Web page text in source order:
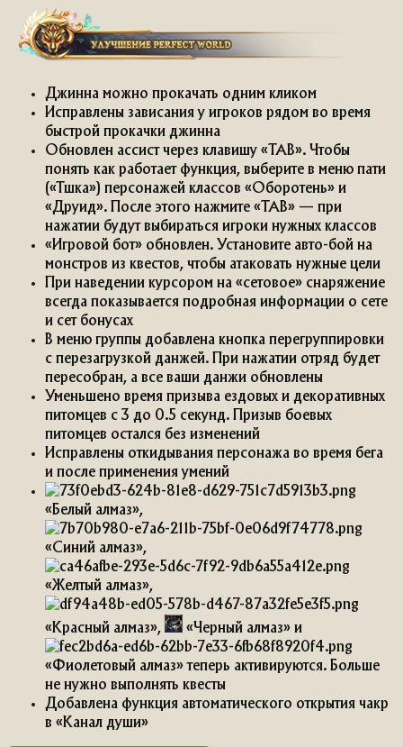
Джинна можно прокачать одним кликом
Исправлены зависания у игроков рядом во время
быстрой прокачки джинна
Обновлен ассист через клавишу «TAB». Чтобы
понять как работает функция, выберите в меню пати
(«Тшка») персонажей классов «Оборотень» и
«Друид». После этого нажмите «TAB» — при
нажатии будут выбираться игроки нужных классов
«Игровой бот» обновлен. Установите авто-бой на
монстров из квестов, чтобы атаковать нужные цели
При наведении курсором на «сетовое» снаряжение
всегда показывается подробная информации о сете
и сет бонусах
В меню группы добавлена кнопка перегруппировки
с перезагрузкой данжей. При нажатии отряд будет
пересобран, а все ваши данжи обновлены
Уменьшено время призыва ездовых и декоративных
питомцев с 3 до 0.5 секунд. Призыв боевых
питомцев остался без изменений
Исправлены откидывания персонажа во время бега
и после применения умений
«Белый алмаз»,
«Синий алмаз»,
«Желтый алмаз»,
«Красный алмаз», «Черный алмаз» и
«Фиолетовый алмаз» теперь активируются. Больше
не нужно выполнять квесты
Добавлена функция автоматического открытия чакр
в «Канал души»